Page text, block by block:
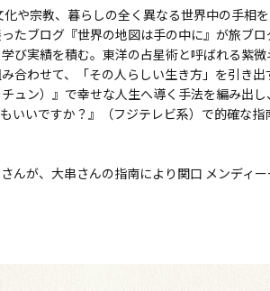
や宗教、暮らしの全く異なる世界中の手相
たブログ『世界の地図は手の中に』が旅ブ
び実績を積む。東洋の占星術と呼ばれる紫
合わせて、「その人らしい生き方」を引き出
ュン）』で幸せな人生へ導く手法を編み出し
いいですか？』（フジテレビ系）で的確な指
んが、大串さんの指南により関口 メンディ